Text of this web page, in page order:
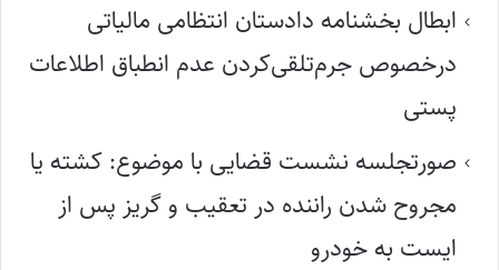
ابطال بخشنامه دادستان انتظامی مالیاتی
درخصوص جرم‌تلقی‌کردن عدم انطباق اطلاعات
پستی
صورتجلسه نشست قضایی با موضوع: کشته یا
مجروح شدن راننده در تعقیب و گریز پس از
ایست به خودرو